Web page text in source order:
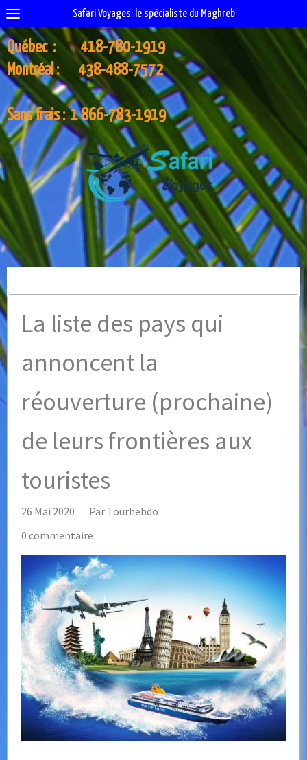
Safari Voyages: le spécialiste du Maghreb
Québec : 418-780-1919
Montréal : 438-488-7572
Sans frais : 1 866-783-1919
La liste des pays qui
annoncent la
réouverture (prochaine)
de leurs frontières aux
touristes
26 Mai 2020
Par Tourhebdo
0 commentaire